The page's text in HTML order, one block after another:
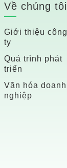
Về chúng tôi
Giới thiệu công
ty
Quá trình phát
triển
Văn hóa doanh
nghiệp